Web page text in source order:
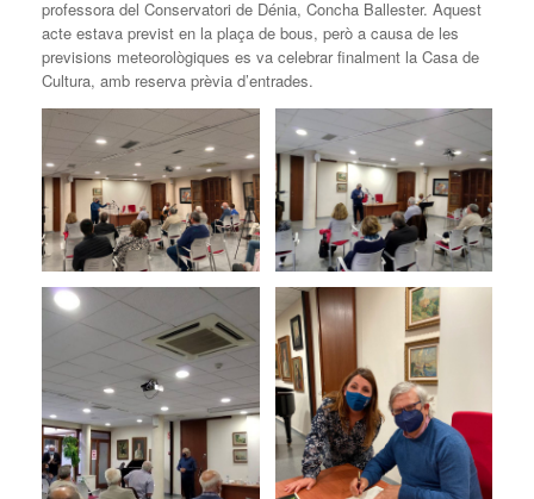
professora del Conservatori de Dénia, Concha Ballester. Aquest
acte estava previst en la plaça de bous, però a causa de les
previsions meteorològiques es va celebrar finalment la Casa de
Cultura, amb reserva prèvia d’entrades.